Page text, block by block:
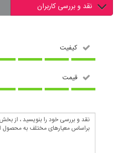
نقد و بررسی کاربران
کیفیت
قیمت